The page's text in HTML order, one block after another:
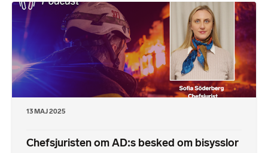
13 MAJ 2025
Chefsjuristen om AD:s besked om bisysslor